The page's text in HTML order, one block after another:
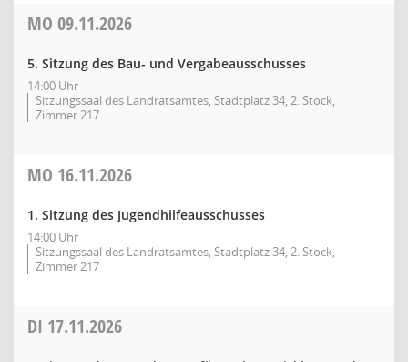
MO 09.11.2026
5. Sitzung des Bau- und Vergabeausschusses
14:00 Uhr
Sitzungssaal des Landratsamtes, Stadtplatz 34, 2. Stock,
Zimmer 217
MO 16.11.2026
1. Sitzung des Jugendhilfeausschusses
14:00 Uhr
Sitzungssaal des Landratsamtes, Stadtplatz 34, 2. Stock,
Zimmer 217
DI 17.11.2026